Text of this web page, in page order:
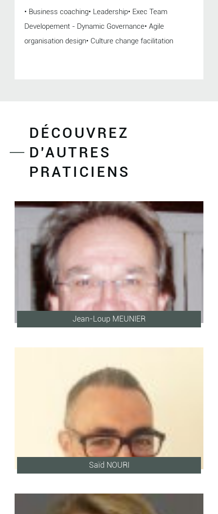
• Business coaching• Leadership• Exec Team
Developement - Dynamic Governance• Agile
organisation design• Culture change facilitation
DÉCOUVREZ
D'AUTRES
PRATICIENS
Jean-Loup MEUNIER
Saïd NOURI